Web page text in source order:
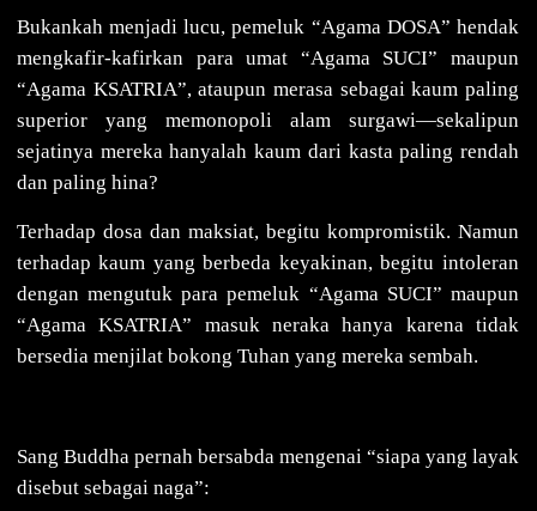
Bukankah menjadi lucu, pemeluk “Agama DOSA” hendak
mengkafir-kafirkan para umat “Agama SUCI” maupun
“Agama KSATRIA”, ataupun merasa sebagai kaum paling
superior yang memonopoli alam surgawi—sekalipun
sejatinya mereka hanyalah kaum dari kasta paling rendah
dan paling hina?
Terhadap dosa dan maksiat, begitu kompromistik. Namun
terhadap kaum yang berbeda keyakinan, begitu intoleran
dengan mengutuk para pemeluk “Agama SUCI” maupun
“Agama KSATRIA” masuk neraka hanya karena tidak
bersedia menjilat bokong Tuhan yang mereka sembah.
Sang Buddha pernah bersabda mengenai “siapa yang layak
disebut sebagai naga”: